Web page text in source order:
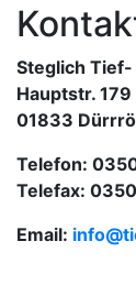
Steglich Tief-
Hauptstr. 179
01833
Telefon:
Telefax:
Email: